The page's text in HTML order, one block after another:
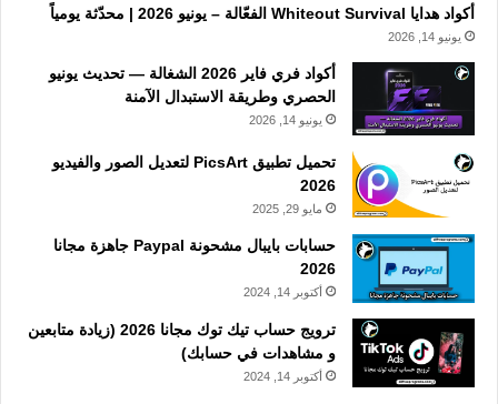
أكواد هدايا Whiteout Survival الفعّالة – يونيو 2026 | محدّثة يومياً
يونيو 14, 2026
أكواد فري فاير 2026 الشغالة — تحديث يونيو
الحصري وطريقة الاستبدال الآمنة
يونيو 14, 2026
تحميل تطبيق PicsArt لتعديل الصور والفيديو
2026
مايو 29, 2025
حسابات بايبال مشحونة Paypal جاهزة مجانا
2026
أكتوبر 14, 2024
ترويج حساب تيك توك مجانا 2026 (زيادة متابعين
و مشاهدات في حسابك)
أكتوبر 14, 2024